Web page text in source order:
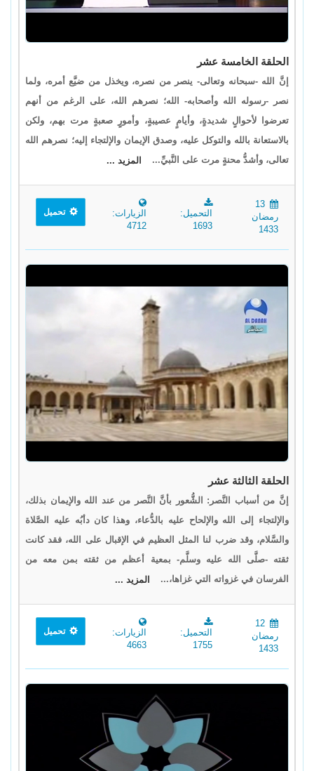
الحلقة الخامسة عشر
إنَّ الله -سبحانه وتعالى- ينصر من نصره، ويخذل من ضيَّع أمره، ولما
نصر -رسوله الله وأصحابه- الله؛ نصرهم الله، على الرغم من أنهم
تعرضوا لأحوالٍ شديدةٍ، وأيامٍ عصيبةٍ، وأمورٍ صعبةٍ مرت بهم، ولكن
بالاستعانة بالله والتوكل عليه، وصدق الإيمان والإلتجاء إليه؛ نصرهم الله
تعالى، وأشدُّ محنةٍ مرت على النَّبيِّ...
المزيد ...
13
رمضان
1433
التحميل:
1693
الزيارات:
4712
تحميل
الحلقة الثالثة عشر
إنَّ من أسباب النَّصر: الشُّعور بأنَّ النَّصر من عند الله والإيمان بذلك،
والإلتجاء إلى الله والإلحاح عليه بالدُّعاء، وهذا كان دأبُه عليه الصَّلاة
والسَّلام، وقد ضرب لنا المثل العظيم في الإقبال على الله، فقد كانت
ثقته -صلَّى الله عليه وسلَّم- بمعية أعظم من ثقته بمن معه من
الفرسان في غزواته التي غزاها،...
المزيد ...
12
رمضان
1433
التحميل:
1755
الزيارات:
4663
تحميل